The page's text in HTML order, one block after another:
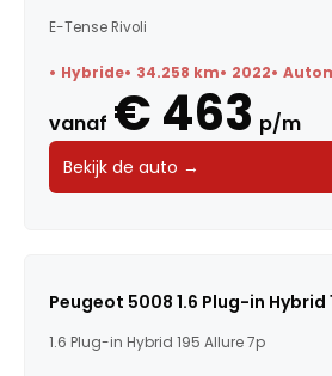
E-Tense Rivoli
Hybride 34.258 km 2022
vanaf € 463 p/m
Bekijk de auto →
Peugeot 5008 1.6 Plug-in Hybrid
1.6 Plug-in Hybrid 195 Allure 7p